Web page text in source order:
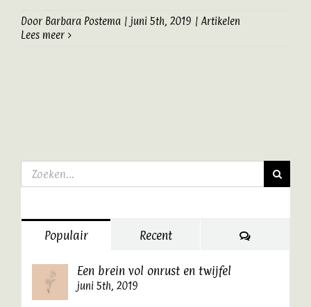
Door Barbara Postema | juni 5th, 2019 | Artikelen
Lees meer
Zoeken
naar:
Populair Recent Reacties
Een brein vol onrust en twijfel
juni 5th, 2019